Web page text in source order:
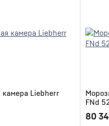
камера Liebherr
FNd
80